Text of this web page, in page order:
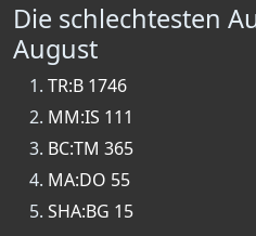
Die schlechtesten
August
TR:B 1746
MM:IS 111
BC:TM 365
MA:DO 55
SHA:BG 15